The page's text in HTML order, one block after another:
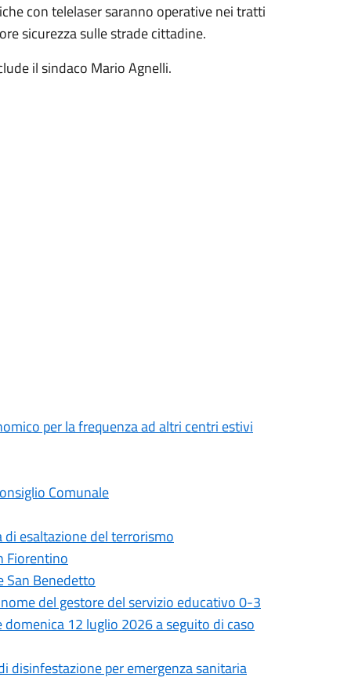
con telelaser saranno operative nei tratti
sicurezza sulle strade cittadine.
il sindaco Mario Agnelli.
per la frequenza ad altri centri estivi
Comunale
esaltazione del terrorismo
Fiorentino
San Benedetto
del gestore del servizio educativo 0-3
12 luglio 2026 a seguito di caso
disinfestazione per emergenza sanitaria